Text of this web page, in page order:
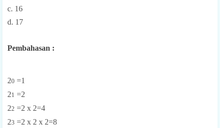
c. 16
d. 17
Pembahasan :
20 =1
21 =2
22 =2 x 2=4
23 =2 x 2 x 2=8